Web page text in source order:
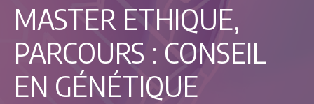
MASTER ETHIQUE,
PARCOURS : CONSEIL
EN GÉNÉTIQUE